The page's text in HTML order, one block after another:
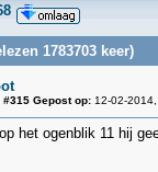
1783703 keer)
#315 Gepost op: 12-02-
het ogenblik 11 hij